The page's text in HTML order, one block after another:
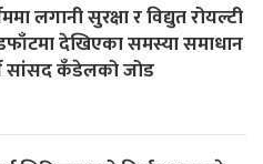
लगानी सुरक्षा र विद्युत रोयल्टी
देखिएका समस्या समाधान
सांसद कँडेलको जोड